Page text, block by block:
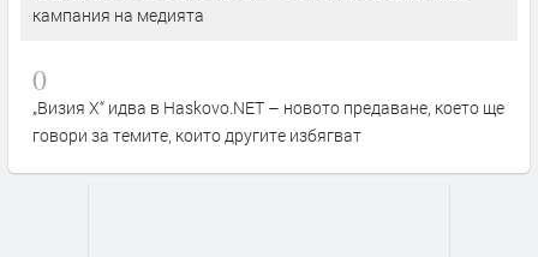
кампания на медията
0
„Визия Х“ идва в Haskovo.NET – новото предаване, което ще
говори за темите, които другите избягват